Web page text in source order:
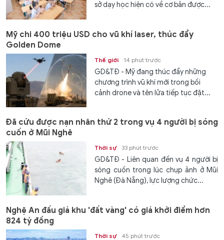
sở dạy học hiện có về cơ bản được...
Mỹ chi 400 triệu USD cho vũ khí laser, thúc đẩy
Golden Dome
Thế giới 14 phút trước
GD&TĐ - Mỹ đang thúc đẩy những
chương trình vũ khí mới trong bối
cảnh drone và tên lửa tiếp tục đặt...
Đã cứu được nạn nhân thứ 2 trong vụ 4 người bị sóng
cuốn ở Mũi Nghê
Thời sự 33 phút trước
GD&TĐ - Liên quan đến vụ 4 người bị
sóng cuốn trong lúc chụp ảnh ở Mũi
Nghê (Đà Nẵng), lực lượng chức...
Nghệ An đấu giá khu 'đất vàng' có giá khởi điểm hơn
824 tỷ đồng
Thời sự 45 phút trước